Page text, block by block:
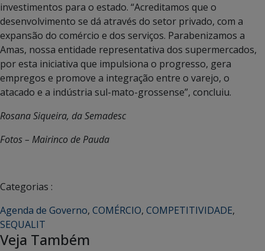
investimentos para o estado. “Acreditamos que o
desenvolvimento se dá através do setor privado, com a
expansão do comércio e dos serviços. Parabenizamos a
Amas, nossa entidade representativa dos supermercados,
por esta iniciativa que impulsiona o progresso, gera
empregos e promove a integração entre o varejo, o
atacado e a indústria sul-mato-grossense”, concluiu.
Rosana Siqueira, da Semadesc
Fotos – Mairinco de Pauda
Categorias :
Agenda de Governo, COMÉRCIO, COMPETITIVIDADE,
SEQUALIT
Veja Também